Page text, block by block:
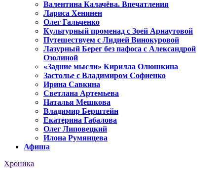
Валентина Калачёва. Впечатления
Лариса Хенинен
Олег Гальченко
Культурный променад с Зоей Арнаутовой
Путешествуем с Лидией Винокуровой
Лазурный Берег без пафоса с Александрой
Озолиной
«Задние мысли» Кирилла Олюшкина
Застолье с Владимиром Софиенко
Ирина Савкина
Светлана Артемьева
Наталья Мешкова
Владимир Берштейн
Екатерина Габалова
Олег Липовецкий
Илона Румянцева
Афиша
Хроника